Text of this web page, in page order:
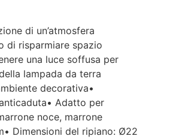
di un’atmosfera
di risparmiare spazio
una luce soffusa per
lampada da terra
decorativa•
Adatto per
noce, marrone
Dimensioni del ripiano: Ø22